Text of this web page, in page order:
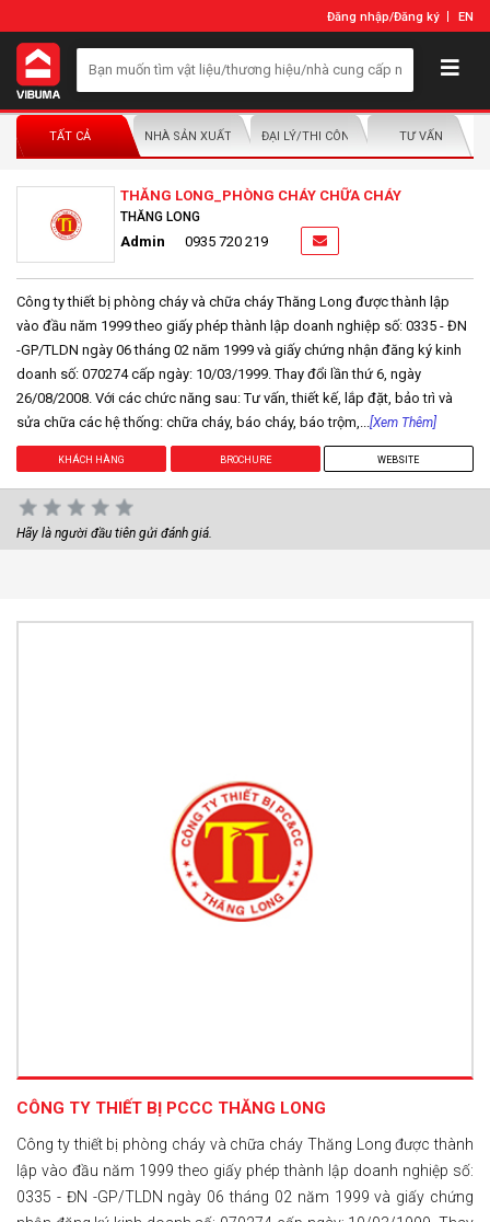
Đăng nhập/Đăng ký EN
TẤT CẢ NHÀ SẢN XUẤT/NHÀ PHÂN PHỐIĐẠI LÝ/THI CÔNG LẮP ĐẶTTƯ VẤN
THĂNG LONG_PHÒNG CHÁY CHỮA CHÁY
THĂNG LONG
Admin 0935 720 219
Công ty thiết bị phòng cháy và chữa cháy Thăng Long được thành lập
vào đầu năm 1999 theo giấy phép thành lập doanh nghiệp số: 0335 - ĐN
-GP/TLDN ngày 06 tháng 02 năm 1999 và giấy chứng nhận đăng ký kinh
doanh số: 070274 cấp ngày: 10/03/1999. Thay đổi lần thứ 6, ngày
26/08/2008. Với các chức năng sau: Tư vấn, thiết kế, lắp đặt, bảo trì và
sửa chữa các hệ thống: chữa cháy, báo cháy, báo trộm,... [Xem Thêm]
KHÁCH HÀNG BROCHURE WEBSITE
Hãy là người đầu tiên gửi đánh giá.
CÔNG TY THIẾT BỊ PCCC THĂNG LONG
Công ty thiết bị phòng cháy và chữa cháy Thăng Long được thành
lập vào đầu năm 1999 theo giấy phép thành lập doanh nghiệp số:
0335 - ĐN -GP/TLDN ngày 06 tháng 02 năm 1999 và giấy chứng